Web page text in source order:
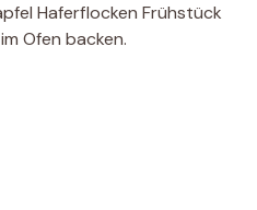
Haferflocken Frühstück
Ofen backen.